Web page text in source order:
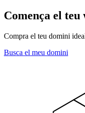
Comença el
Compra el teu domini
Busca el meu domini